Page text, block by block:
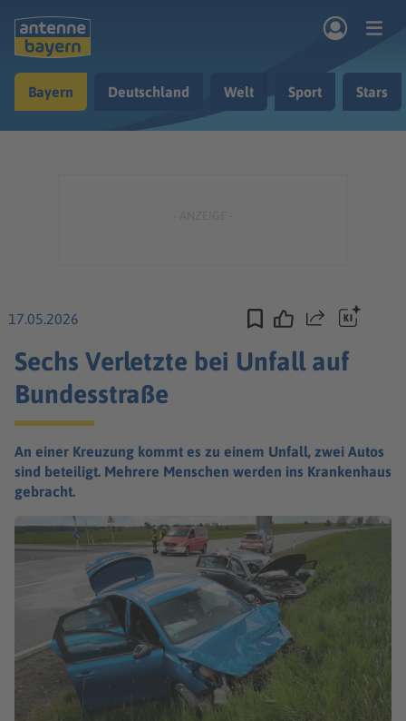
Musik & Radio
Bayern Deutschland Welt Sport Stars
17.05.2026 Teilen
Sechs Verletzte bei Unfall auf
Bundesstraße
An einer Kreuzung kommt es zu einem Unfall, zwei Autos
sind beteiligt. Mehrere Menschen werden ins Krankenhaus
gebracht.